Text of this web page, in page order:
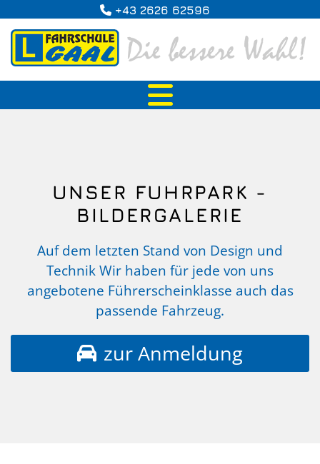
 +43 2626 62596
UNSER FUHRPARK -
BILDERGALERIE
Auf dem letzten Stand von Design und
Technik Wir haben für jede von uns
angebotene Führerscheinklasse auch das
passende Fahrzeug.
zur Anmeldung